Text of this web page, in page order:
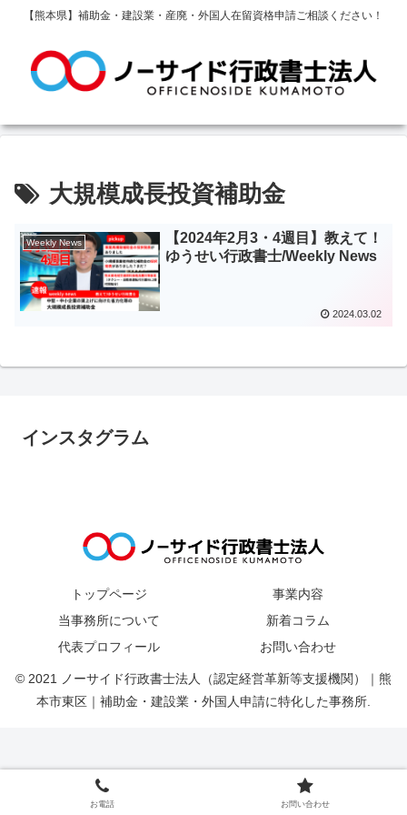
【熊本県】補助金・建設業・産廃・外国人在留資格申請ご相談ください！
大規模成長投資補助金
Weekly News
【2024年2月3・4週目】教えて！
ゆうせい行政書士/Weekly News
2024.03.02
インスタグラム
トップページ
事業内容
当事務所について
新着コラム
代表プロフィール
お問い合わせ
© 2021 ノーサイド行政書士法人（認定経営革新等支援機関）｜熊
本市東区｜補助金・建設業・外国人申請に特化した事務所.
お電話 お問い合わせ